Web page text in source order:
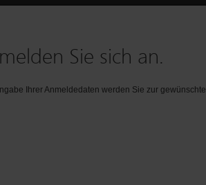
Sie sich an.
Ihrer Anmeldedaten werden Sie zur